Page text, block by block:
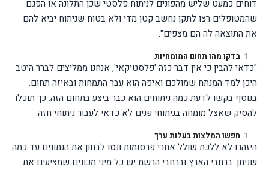
דוחים כמעט שליש מהפונים לניתוח פלסטי שכן התלונה או הפגם
שהמטופלים רצו לתקן נחשב קטן מדי ולא בטוח שניתוח יביא להם
את התוצאה לה הם מצפים".
בדקו מהו תחום המומחיות
"כדאי להבין כי אין דבר כזה 'פלסטיקאי', אנחנו ממליצים לברר היטב
היכן למד המנתח שמולכם ואיפה הוא עבר התמחות ובאיזה תחום.
בנוסף בקשו לדעת כמה ניתוחים הוא כבר ביצע בתחום הזה. כך תוכלו
להסיק שאצל מומחה בניתוחי פנים לא כדאי לעבור ניתוחי חזה.
חפשו המלצות בעלות ערך
היזהרו לא ללכת שולל אחרי פרסומות ונסו לבחון את הנתונים עד כמה
שניתן. ברחבי הארץ וברחבי הרשת יש כל מיני מכונים שמציעים את